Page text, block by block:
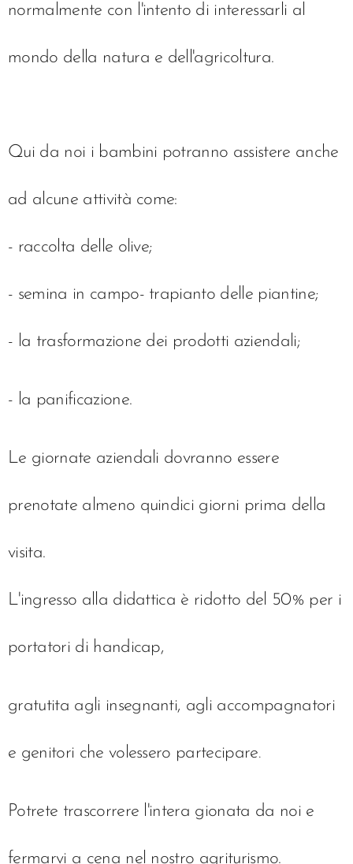
normalmente con l'intento di interessarli al
mondo della natura e dell'agricoltura.
Qui da noi i bambini potranno assistere anche
ad alcune attività come:
- raccolta delle olive;
- semina in campo- trapianto delle piantine;
- la trasformazione dei prodotti aziendali;
- la panificazione.
Le giornate aziendali dovranno essere
prenotate almeno quindici giorni prima della
visita.
L'ingresso alla didattica è ridotto del 50% per i
portatori di handicap,
gratutita agli insegnanti, agli accompagnatori
e genitori che volessero partecipare.
Potrete trascorrere l'intera gionata da noi e
fermarvi a cena nel nostro agriturismo.